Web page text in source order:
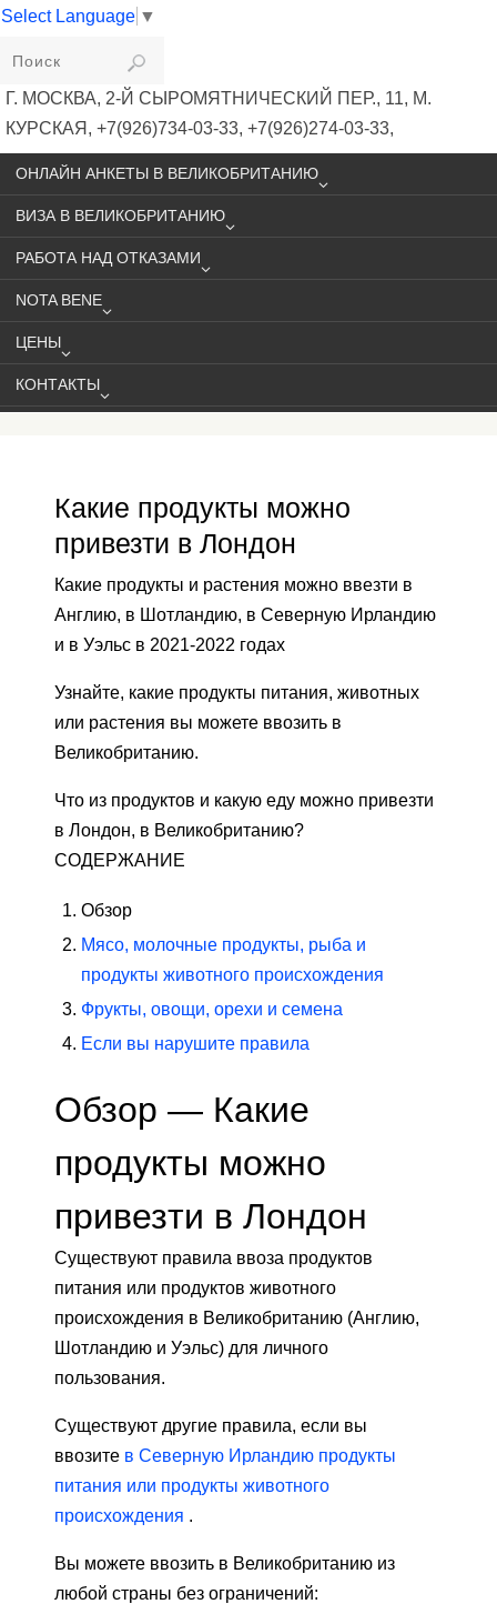
Select Language ▼
VIKIVISA
Г. МОСКВА, 2-Й СЫРОМЯТНИЧЕСКИЙ ПЕР., 11, М.
КУРСКАЯ, +7(926)734-03-33, +7(926)274-03-33,
VISA@VIKIVISA.RU
ОНЛАЙН АНКЕТЫ В ВЕЛИКОБРИТАНИЮ
ВИЗА В ВЕЛИКОБРИТАНИЮ
РАБОТА НАД ОТКАЗАМИ
NOTA BENE
ЦЕНЫ
КОНТАКТЫ
Какие продукты можно
привезти в Лондон
Какие продукты и растения можно ввезти в
Англию, в Шотландию, в Северную Ирландию
и в Уэльс в 2021-2022 годах
Узнайте, какие продукты питания, животных
или растения вы можете ввозить в
Великобританию.
Что из продуктов и какую еду можно привезти
в Лондон, в Великобританию?
СОДЕРЖАНИЕ
Обзор
Мясо, молочные продукты, рыба и
продукты животного происхождения
Фрукты, овощи, орехи и семена
Если вы нарушите правила
Обзор — Какие
продукты можно
привезти в Лондон
Существуют правила ввоза продуктов
питания или продуктов животного
происхождения в Великобританию (Англию,
Шотландию и Уэльс) для личного
пользования.
Существуют другие правила, если вы
ввозите в Северную Ирландию продукты
питания или продукты животного
происхождения .
Вы можете ввозить в Великобританию из
любой страны без ограничений: